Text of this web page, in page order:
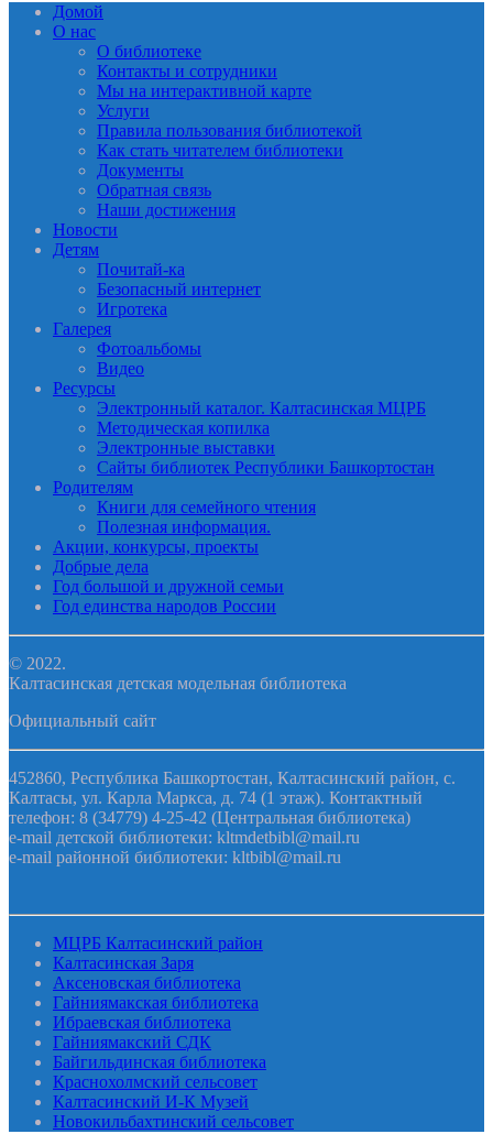
Домой
О нас
О библиотеке
Контакты и сотрудники
Мы на интерактивной карте
Услуги
Правила пользования библиотекой
Как стать читателем библиотеки
Документы
Обратная связь
Наши достижения
Новости
Детям
Почитай-ка
Безопасный интернет
Игротека
Галерея
Фотоальбомы
Видео
Ресурсы
Электронный каталог. Калтасинская МЦРБ
Методическая копилка
Электронные выставки
Сайты библиотек Республики Башкортостан
Родителям
Книги для семейного чтения
Полезная информация.
Акции, конкурсы, проекты
Добрые дела
Год большой и дружной семьи
Год единства народов России
© 2022.
Калтасинская детская модельная библиотека
Официальный сайт
452860, Республика Башкортостан, Калтасинский район, с.
Калтасы, ул. Карла Маркса, д. 74 (1 этаж). Контактный
телефон: 8 (34779) 4-25-42 (Центральная библиотека)
e-mail детской библиотеки: kltmdetbibl@mail.ru
e-mail районной библиотеки: kltbibl@mail.ru
МЦРБ Калтасинский район
Калтасинская Заря
Аксеновская библиотека
Гайниямакская библиотека
Ибраевская библиотека
Гайниямакский СДК
Байгильдинская библиотека
Краснохолмский сельсовет
Калтасинский И-К Музей
Новокильбахтинский сельсовет